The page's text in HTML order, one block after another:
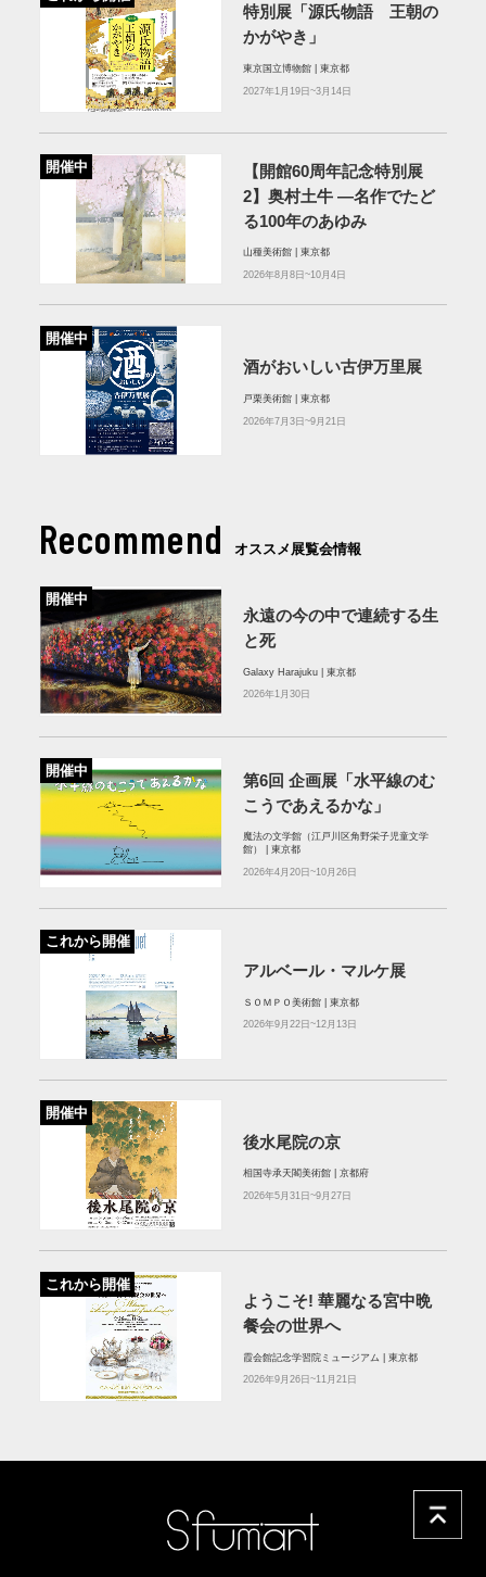
特別展「源氏物語 王朝の
かがやき」
東京国立博物館 | 東京都
2027年1月19日~3月14日
開催中
【開館60周年記念特別展
2】奥村土牛 ―名作でたど
る100年のあゆみ
山種美術館 | 東京都
2026年8月8日~10月4日
開催中
酒がおいしい古伊万里展
戸栗美術館 | 東京都
2026年7月3日~9月21日
Recommend オススメ展覧会情報
開催中
永遠の今の中で連続する生
と死
Galaxy Harajuku | 東京都
2026年1月30日
開催中
第6回 企画展「水平線のむ
こうであえるかな」
魔法の文学館（江戸川区角野栄子児童文学
館） | 東京都
2026年4月20日~10月26日
これから開催
アルベール・マルケ展
ＳＯＭＰＯ美術館 | 東京都
2026年9月22日~12月13日
開催中
後水尾院の京
相国寺承天閣美術館 | 京都府
2026年5月31日~9月27日
これから開催
ようこそ! 華麗なる宮中晩
餐会の世界へ
霞会館記念学習院ミュージアム | 東京都
2026年9月26日~11月21日